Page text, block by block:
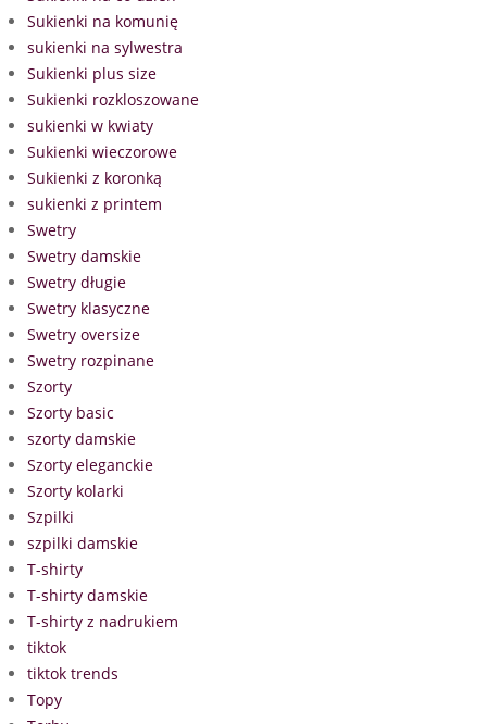
Sukienki na komunię
sukienki na sylwestra
Sukienki plus size
Sukienki rozkloszowane
sukienki w kwiaty
Sukienki wieczorowe
Sukienki z koronką
sukienki z printem
Swetry
Swetry damskie
Swetry długie
Swetry klasyczne
Swetry oversize
Swetry rozpinane
Szorty
Szorty basic
szorty damskie
Szorty eleganckie
Szorty kolarki
Szpilki
szpilki damskie
T-shirty
T-shirty damskie
T-shirty z nadrukiem
tiktok
tiktok trends
Topy